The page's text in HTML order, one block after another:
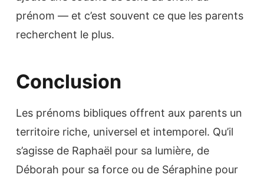
prénom — et c’est souvent ce que les parents
recherchent le plus.
Conclusion
Les prénoms bibliques offrent aux parents un
territoire riche, universel et intemporel. Qu’il
s’agisse de Raphaël pour sa lumière, de
Déborah pour sa force ou de Séraphine pour